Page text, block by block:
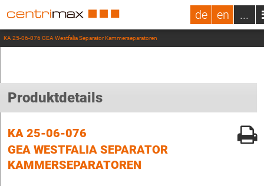
de en ...
KA 25-06-076 GEA Westfalia Separator Kammerseparatoren
Produktdetails
KA 25-06-076
GEA WESTFALIA SEPARATOR
KAMMERSEPARATOREN